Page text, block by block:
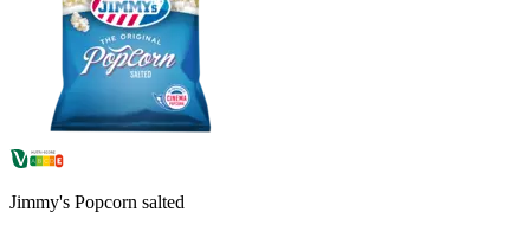
Jimmy's Popcorn salted